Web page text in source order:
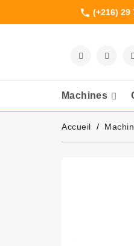
phone (+216) 29
Machines
Accueil